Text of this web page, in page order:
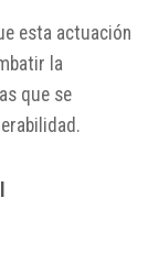
esta actuación
la
que se